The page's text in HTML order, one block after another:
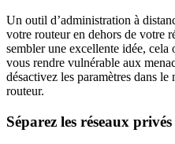
Un outil d’administration à
votre routeur en dehors de votre
sembler une excellente idée,
vous rendre vulnérable aux
désactivez les paramètres dans
routeur.
Séparez les réseaux